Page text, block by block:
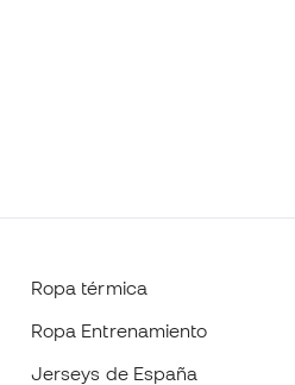
Ropa térmica
Ropa Entrenamiento
Jerseys de España